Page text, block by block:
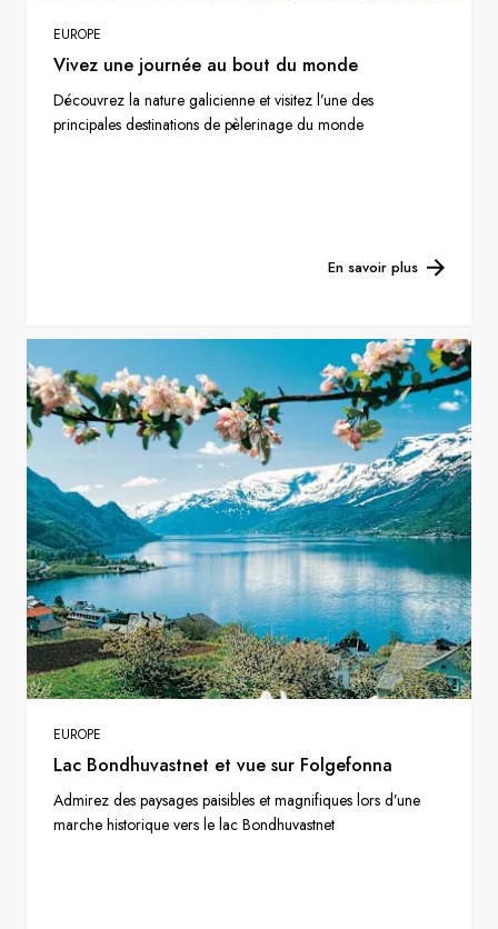
EUROPE
Vivez une journée au bout du monde
Découvrez la nature galicienne et visitez l’une des
principales destinations de pèlerinage du monde
En savoir plus
EUROPE
Lac Bondhuvastnet et vue sur Folgefonna
Admirez des paysages paisibles et magnifiques lors d’une
marche historique vers le lac Bondhuvastnet